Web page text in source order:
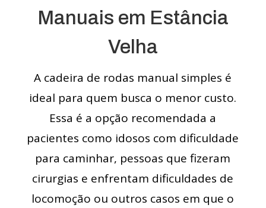
Manuais em Estância
Velha
A cadeira de rodas manual simples é
ideal para quem busca o menor custo.
Essa é a opção recomendada a
pacientes como idosos com dificuldade
para caminhar, pessoas que fizeram
cirurgias e enfrentam dificuldades de
locomoção ou outros casos em que o